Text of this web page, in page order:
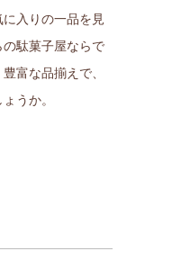
入りの一品を見
駄菓子屋ならで
富な品揃えで、
うか。